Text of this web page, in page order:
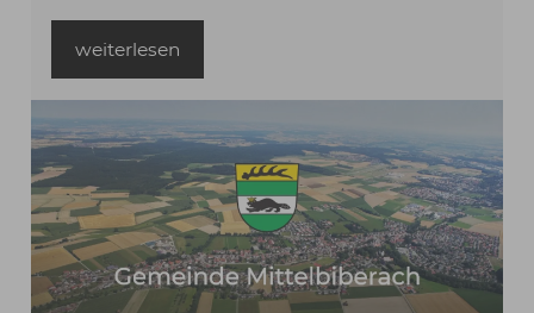
Bauvorschriften „Beim Kinderhaus IV“
und die örtlichen Bauvorschriften mit
13.07.2026 gebilligt und beschlossen,
diesen gem. § 3 Abs. 2 Baugesetzbuch
(BauGB) öffentlich auszulegen
(Auslegungsbeschluss).
weiterlesen